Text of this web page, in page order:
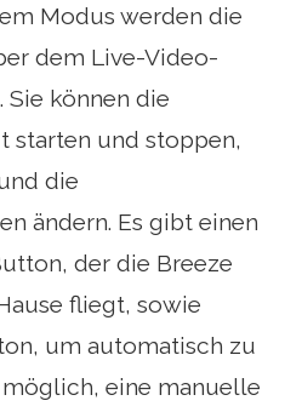
Modus werden die
dem Live-Video-
Sie können die
starten und stoppen,
die
ändern. Es gibt einen
der die Breeze
fliegt, sowie
um automatisch zu
eine manuelle